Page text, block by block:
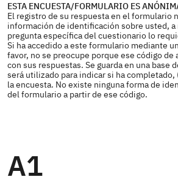
ESTA ENCUESTA/FORMULARIO ES
El registro de su respuesta en el formulario
información de identificación sobre usted, a
pregunta específica del cuestionario lo
Si ha accedido a este formulario mediante
favor, no se preocupe porque ese código de
con sus respuestas. Se guarda en una base
será utilizado para indicar si ha completado,
la encuesta. No existe ninguna forma de
del formulario a partir de ese código.
A1